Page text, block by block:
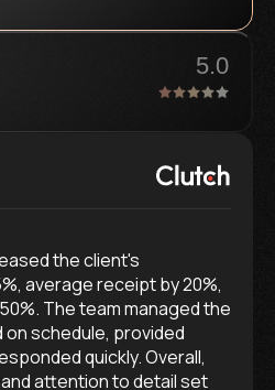
5.0
the client's
average receipt by 20%,
The team managed the
schedule, provided
quickly. Overall,
attention to detail set